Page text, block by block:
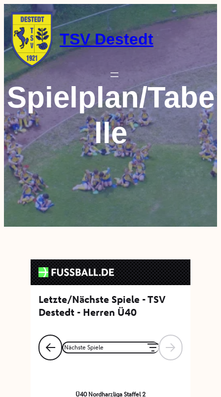
Zum
Inhalt
springen
TSV Destedt
Spielplan/Tabe
lle